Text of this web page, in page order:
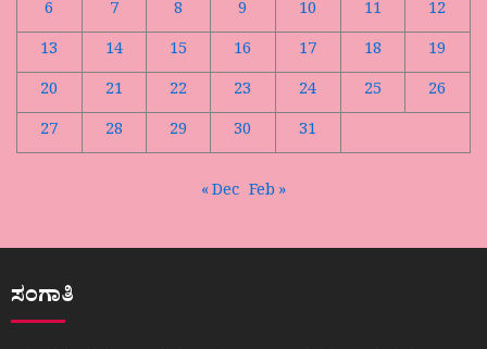
6
7 8 9 10 11
12
13
14 15 16 17 18
19
20
21 22 23 24 25
26
27
28 29 30 31
« Dec Feb »
ಸಂಗಾತಿ